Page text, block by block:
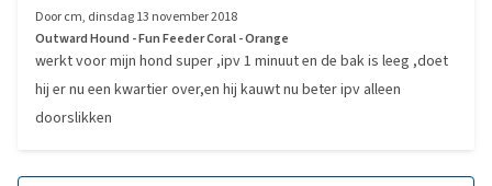
Doorcm, dinsdag 13 november 2018
Outward Hound - Fun Feeder Coral - Orange
werkt voor mijn hond super ,ipv 1 minuut en de bak is leeg ,doet
hij er nu een kwartier over,en hij kauwt nu beter ipv alleen
doorslikken